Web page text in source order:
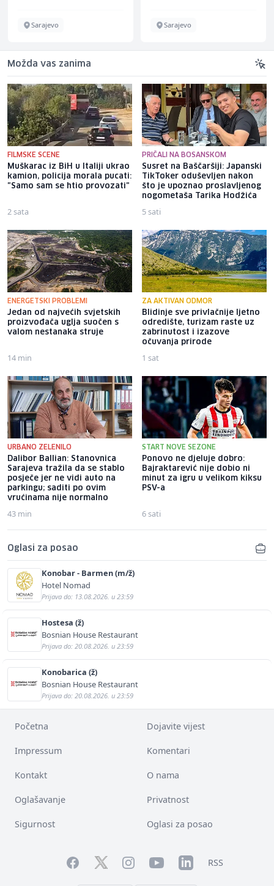
Sarajevo Sarajevo
Možda vas zanima
FILMSKE SCENE
Muškarac iz BiH u Italiji ukrao
kamion, policija morala pucati:
"Samo sam se htio provozati"
2 sata
PRIČALI NA BOSANSKOM
Susret na Baščaršiji: Japanski
TikToker oduševljen nakon
što je upoznao proslavljenog
nogometaša Tarika Hodžića
5 sati
ENERGETSKI PROBLEMI
Jedan od najvećih svjetskih
proizvođača uglja suočen s
valom nestanaka struje
14 min
ZA AKTIVAN ODMOR
Blidinje sve privlačnije ljetno
odredište, turizam raste uz
zabrinutost i izazove
očuvanja prirode
1 sat
URBANO ZELENILO
Dalibor Ballian: Stanovnica
Sarajeva tražila da se stablo
posječe jer ne vidi auto na
parkingu; saditi po ovim
vrućinama nije normalno
43 min
START NOVE SEZONE
Ponovo ne djeluje dobro:
Bajraktarević nije dobio ni
minut za igru u velikom kiksu
PSV-a
6 sati
Oglasi za posao
Konobar - Barmen (m/ž)
Hotel Nomad
Prijava do: 13.08.2026. u 23:59
Hostesa (ž)
Bosnian House Restaurant
Prijava do: 20.08.2026. u 23:59
Konobarica (ž)
Bosnian House Restaurant
Prijava do: 20.08.2026. u 23:59
Početna Dojavite vijest
Impressum Komentari
Kontakt O nama
Oglašavanje Privatnost
Sigurnost Oglasi za posao
FacebookTwitterInstagramYouTubeLinkedInRSS